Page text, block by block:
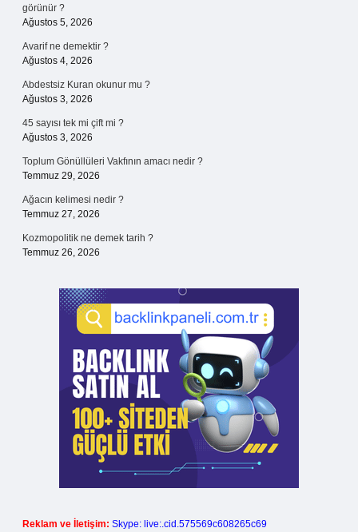
görünür ?
Ağustos 5, 2026
Avarif ne demektir ?
Ağustos 4, 2026
Abdestsiz Kuran okunur mu ?
Ağustos 3, 2026
45 sayısı tek mi çift mi ?
Ağustos 3, 2026
Toplum Gönüllüleri Vakfının amacı nedir ?
Temmuz 29, 2026
Ağacın kelimesi nedir ?
Temmuz 27, 2026
Kozmopolitik ne demek tarih ?
Temmuz 26, 2026
Reklam ve İletişim: Skype: live:.cid.575569c608265c69